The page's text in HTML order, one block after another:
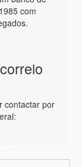
com
contactar por